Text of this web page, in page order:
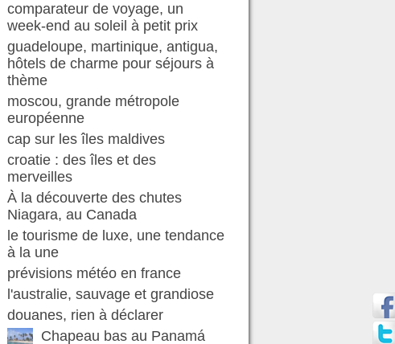
comparateur de voyage, un
week-end au soleil à petit prix
guadeloupe, martinique, antigua,
hôtels de charme pour séjours à
thème
moscou, grande métropole
européenne
cap sur les îles maldives
croatie : des îles et des
merveilles
À la découverte des chutes
Niagara, au Canada
le tourisme de luxe, une tendance
à la une
prévisions météo en france
l'australie, sauvage et grandiose
douanes, rien à déclarer
Chapeau bas au Panamá